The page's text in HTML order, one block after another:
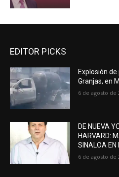
EDITOR PICKS
Explosión
Granjas, en
6 de agosto de
DE NUEVA
HARVARD:
SINALOA EN
6 de agosto de